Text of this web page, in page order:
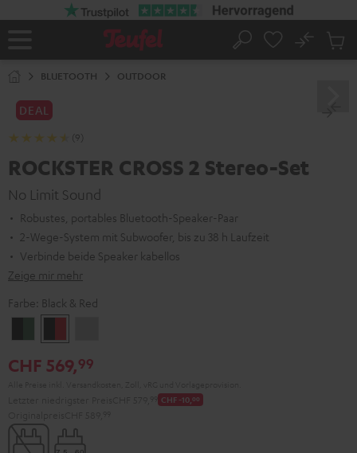
Startseite
Suche
No
BLUETOOTH OUTDOOR
DEAL
(9)
ROCKSTER CROSS 2 Stereo-Set
No Limit Sound
Robustes, portables Bluetooth-Speaker-Paar
2-Wege-System mit Subwoofer, bis zu 38 h Laufzeit
Verbinde beide Speaker kabellos
Zeige mir mehr
Farbe: Black & Red
&
Green
&
Red
CHF 569,99
CHF -10,00